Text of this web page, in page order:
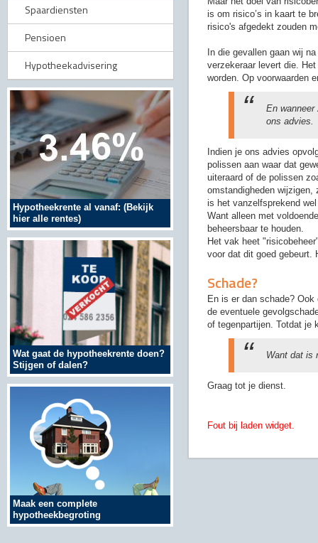
Spaardiensten
Pensioen
Hypotheekadvisering
Hypotheekrente al vanaf: (Bekijk
hier alle rentes)
Wat gaat de hypotheekrente doen?
Stijgen of dalen?
Maak een complete
hypotheekbegroting
is om risico’s in kaart te
risico's afgedekt zouden
In die gevallen gaan wij
verzekeraar levert die.
worden. Op voorwaarden
En
ons advies.
Indien je ons advies
polissen aan waar dat
uiteraard of de polissen
omstandigheden wijzigen,
is het vanzelfsprekend
Want alleen met
beheersbaar te houden.
Het vak heet
voor dat dit goed
Schade?
En is er dan schade?
de eventuele
of tegenpartijen. Totdat je
Want dat is
Graag tot je dienst.
Fout bij laden widget.